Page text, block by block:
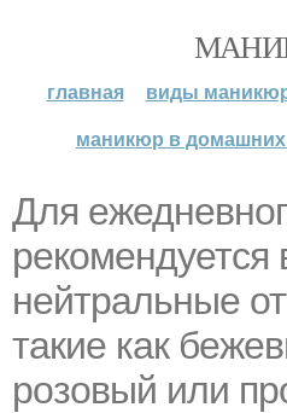
главная виды
маникюр в
Для
рекомендуется
нейтральные
такие как
розовый или